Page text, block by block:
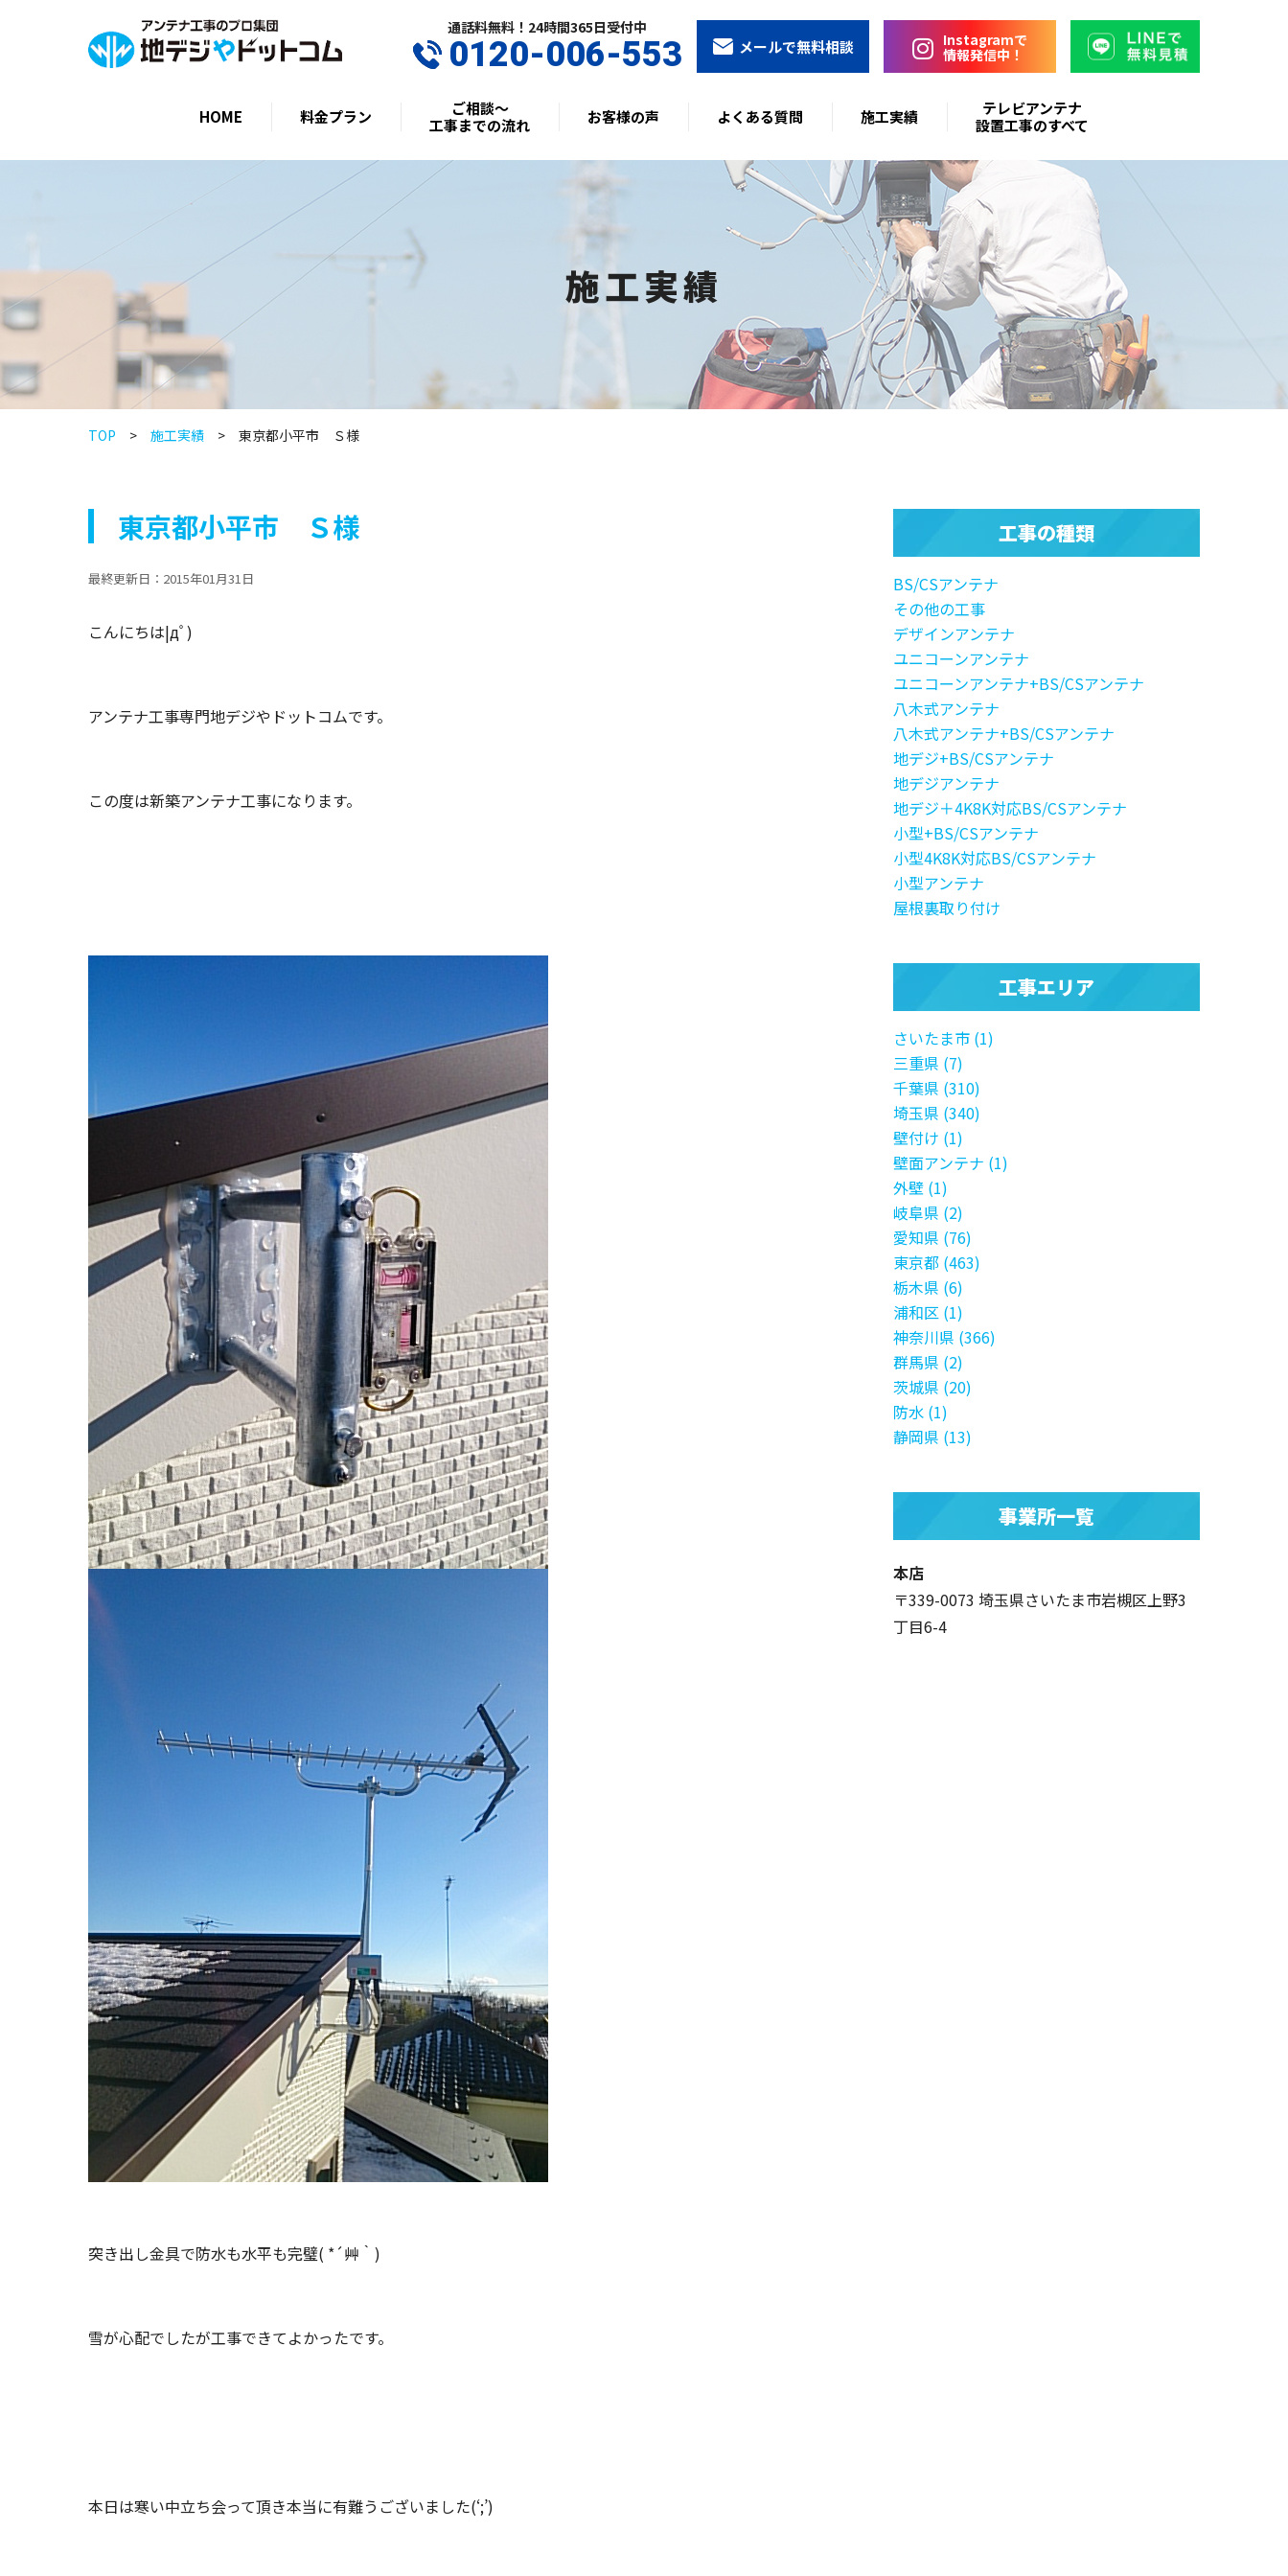
通話料無料！24時間365⽇受付中
0120-006-553 メールで無料相談
Instagramで
情報発信中！
HOME 料金プラン
ご相談〜
工事までの流れ
お客様の声 よくある質問 施工実績
テレビアンテナ
設置工事のすべて
施工実績
TOP 施工実績 東京都小平市 Ｓ様
東京都小平市 Ｓ様
最終更新日： 2015年01月31日
こんにちは|дﾟ)
アンテナ工事専門地デジやドットコムです。
この度は新築アンテナ工事になります。
突き出し金具で防水も水平も完璧( *´艸｀)
雪が心配でしたが工事できてよかったです。
本日は寒い中立ち会って頂き本当に有難うございました(‘;’)
工事の種類
BS/CSアンテナ
その他の工事
デザインアンテナ
ユニコーンアンテナ
ユニコーンアンテナ+BS/CSアンテナ
八木式アンテナ
八木式アンテナ+BS/CSアンテナ
地デジ+BS/CSアンテナ
地デジアンテナ
地デジ＋4K8K対応BS/CSアンテナ
小型+BS/CSアンテナ
小型4K8K対応BS/CSアンテナ
小型アンテナ
屋根裏取り付け
工事エリア
さいたま市 (1)
三重県 (7)
千葉県 (310)
埼玉県 (340)
壁付け (1)
壁面アンテナ (1)
外壁 (1)
岐阜県 (2)
愛知県 (76)
東京都 (463)
栃木県 (6)
浦和区 (1)
神奈川県 (366)
群馬県 (2)
茨城県 (20)
防水 (1)
静岡県 (13)
事業所一覧
本店
〒339-0073 埼玉県さいたま市岩槻区上野3
丁目6-4